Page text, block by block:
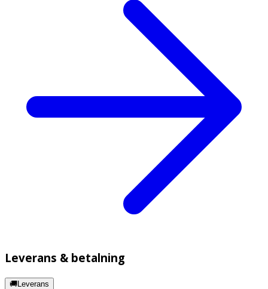
Leverans & betalning
🚚Leverans